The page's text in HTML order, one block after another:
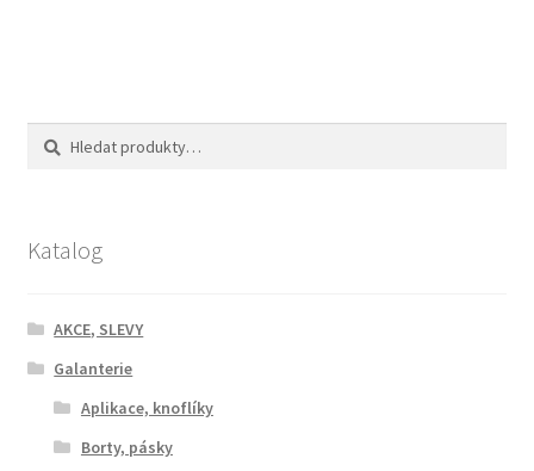
Hledat:
Hledat
Katalog
AKCE, SLEVY
Galanterie
Aplikace, knoflíky
Borty, pásky